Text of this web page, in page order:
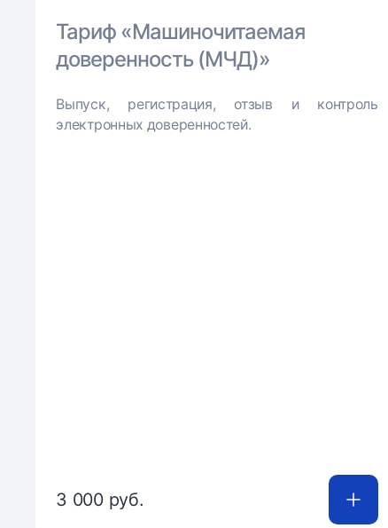
Тариф «Машиночитаемая
доверенность (МЧД)»
Выпуск, регистрация, отзыв и контроль
электронных доверен­ностей.
3 000 руб. Купить